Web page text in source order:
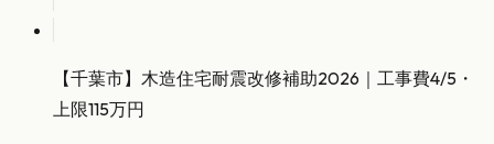
【千葉市】木造住宅耐震改修補助2026｜工事費4/5・
上限115万円